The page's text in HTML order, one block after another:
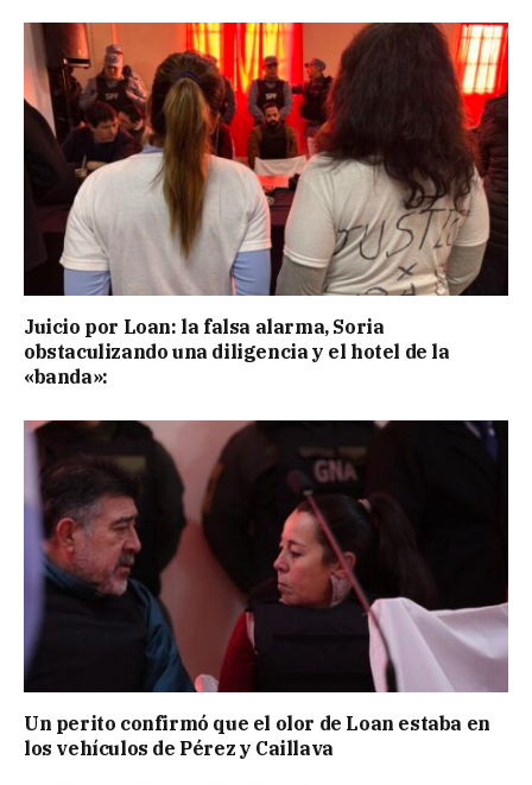
Juicio por Loan: la falsa alarma, Soria
obstaculizando una diligencia y el hotel de la
«banda»:
Un perito confirmó que el olor de Loan estaba en
los vehículos de Pérez y Caillava